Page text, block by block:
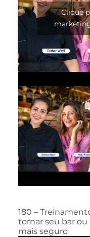
Clique
180 –
tornar seu bar
mais seguro